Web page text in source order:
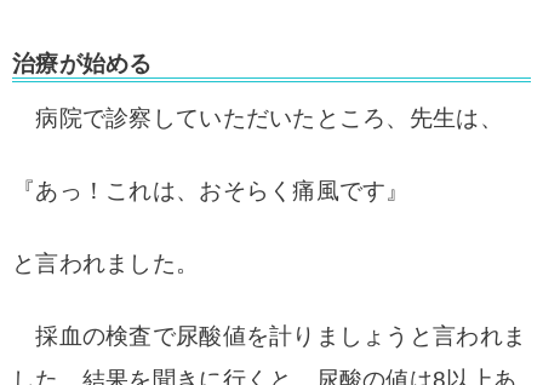
治療が始める
病院で診察していただいたところ、先生は、
『あっ！これは、おそらく痛風です』
と言われました。
採血の検査で尿酸値を計りましょうと言われま
した。結果を聞きに行くと、尿酸の値は8以上あ